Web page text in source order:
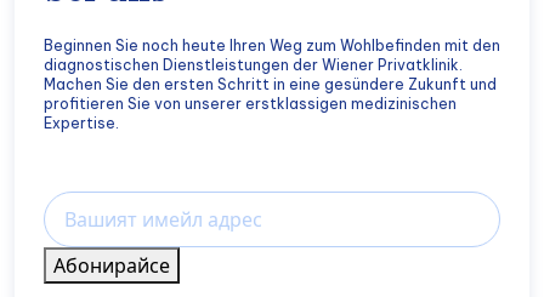
Beginnen Sie noch heute Ihren Weg zum Wohlbefinden mit den
diagnostischen Dienstleistungen der Wiener Privatklinik.
Machen Sie den ersten Schritt in eine gesündere Zukunft und
profitieren Sie von unserer erstklassigen medizinischen
Expertise.
Email
Абонирайсе